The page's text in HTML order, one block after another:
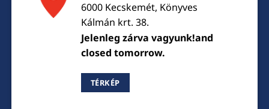
6000 Kecskemét, Könyves
Kálmán krt. 38.
Jelenleg zárva vagyunk!and
closed tomorrow.
TÉRKÉP